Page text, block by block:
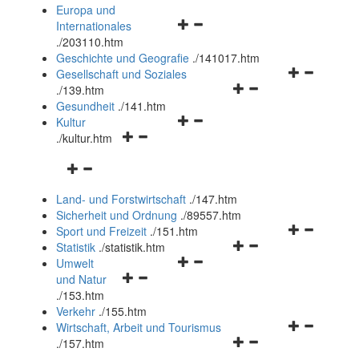
Navigationsmenü
und
schließen
Europa und
Internationales
./203110.htm
Geschichte und Geografie ./141017.htm
Navigationsmenü
Gesellschaft und Soziales
./139.htm
Navigationsmenü
Gesundheit ./141.htm
Navigationsmenü
Kultur
./kultur.htm
Navigationsmenü
und
schließen
Land- und Forstwirtschaft ./147.htm
Sicherheit und Ordnung ./89557.htm
Navigationsmenü
Sport und Freizeit ./151.htm
Navigationsmenü
Statistik ./statistik.htm
Navigationsmenü
und
schließen
Umwelt
und Natur
./153.htm
Verkehr ./155.htm
Navigationsmenü
Wirtschaft, Arbeit und Tourismus
./157.htm